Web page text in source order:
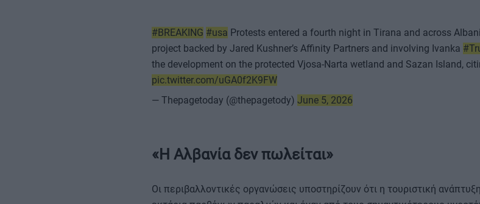
#BREAKING #usa Protests entered a fourth night in Tirana and across
project backed by Jared Kushner’s Affinity Partners and involving Ivanka
the development on the protected Vjosa-Narta wetland and Sazan Island,
pic.twitter.com/uGA0f2K9FW
— Thepagetoday (@thepagetody) June 5, 2026
«Η Αλβανία δεν πωλείται»
Οι περιβαλλοντικές οργανώσεις υποστηρίζουν ότι η τουριστική